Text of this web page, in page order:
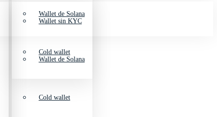
Wallet de Solana
Cold wallet
Wallet sin KYC
Wallet de Solana
Cold wallet